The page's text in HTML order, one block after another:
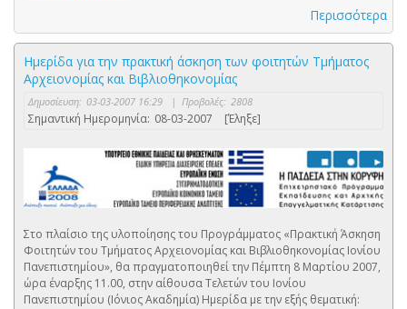
Περισσότερα
Ημερίδα για την πρακτική άσκηση των φοιτητών Τμήματος
Αρχειονομίας και Βιβλιοθηκονομίας
Δημοσίευση: 03-03-2007 16:29 | Προβολές: 2808
Σημαντική Ημερομηνία: 08-03-2007 [Έληξε]
Στο πλαίσιο της υλοποίησης του Προγράμματος «Πρακτική Άσκηση
Φοιτητών του Τμήματος Αρχειονομίας και Βιβλιοθηκονομίας Ιονίου
Πανεπιστημίου», θα πραγματοποιηθεί την Πέμπτη 8 Μαρτίου 2007,
ώρα έναρξης 11.00, στην αίθουσα Τελετών του Ιονίου
Πανεπιστημίου (Ιόνιος Ακαδημία) Ημερίδα με την εξής θεματική: